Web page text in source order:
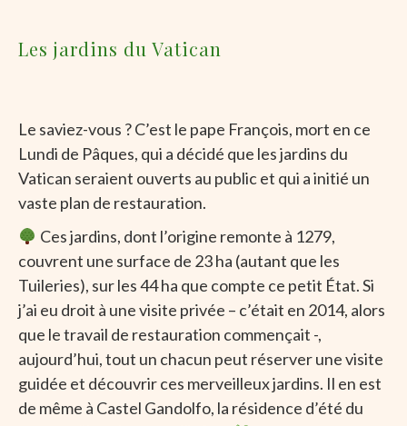
Les jardins du Vatican
Le saviez-vous ? C’est le pape François, mort en ce
Lundi de Pâques, qui a décidé que les jardins du
Vatican seraient ouverts au public et qui a initié un
vaste plan de restauration.
Ces jardins, dont l’origine remonte à 1279,
couvrent une surface de 23 ha (autant que les
Tuileries), sur les 44 ha que compte ce petit État. Si
j’ai eu droit à une visite privée – c’était en 2014, alors
que le travail de restauration commençait -,
aujourd’hui, tout un chacun peut réserver une visite
guidée et découvrir ces merveilleux jardins. Il en est
de même à Castel Gandolfo, la résidence d’été du